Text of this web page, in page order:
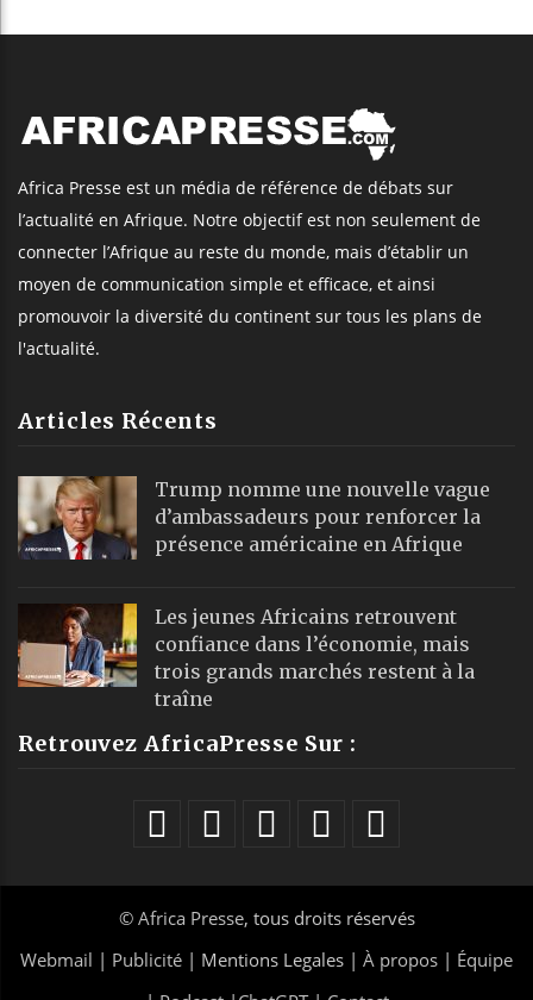
Africa Presse est un média de référence de débats sur
l’actualité en Afrique. Notre objectif est non seulement de
connecter l’Afrique au reste du monde, mais d’établir un
moyen de communication simple et efficace, et ainsi
promouvoir la diversité du continent sur tous les plans de
l'actualité.
Articles Récents
Trump nomme une nouvelle vague
d’ambassadeurs pour renforcer la
présence américaine en Afrique
Les jeunes Africains retrouvent
confiance dans l’économie, mais
trois grands marchés restent à la
traîne
Retrouvez AfricaPresse Sur :
© Africa Presse, tous droits réservés
Webmail | Publicité | Mentions Legales | À propos | Équipe